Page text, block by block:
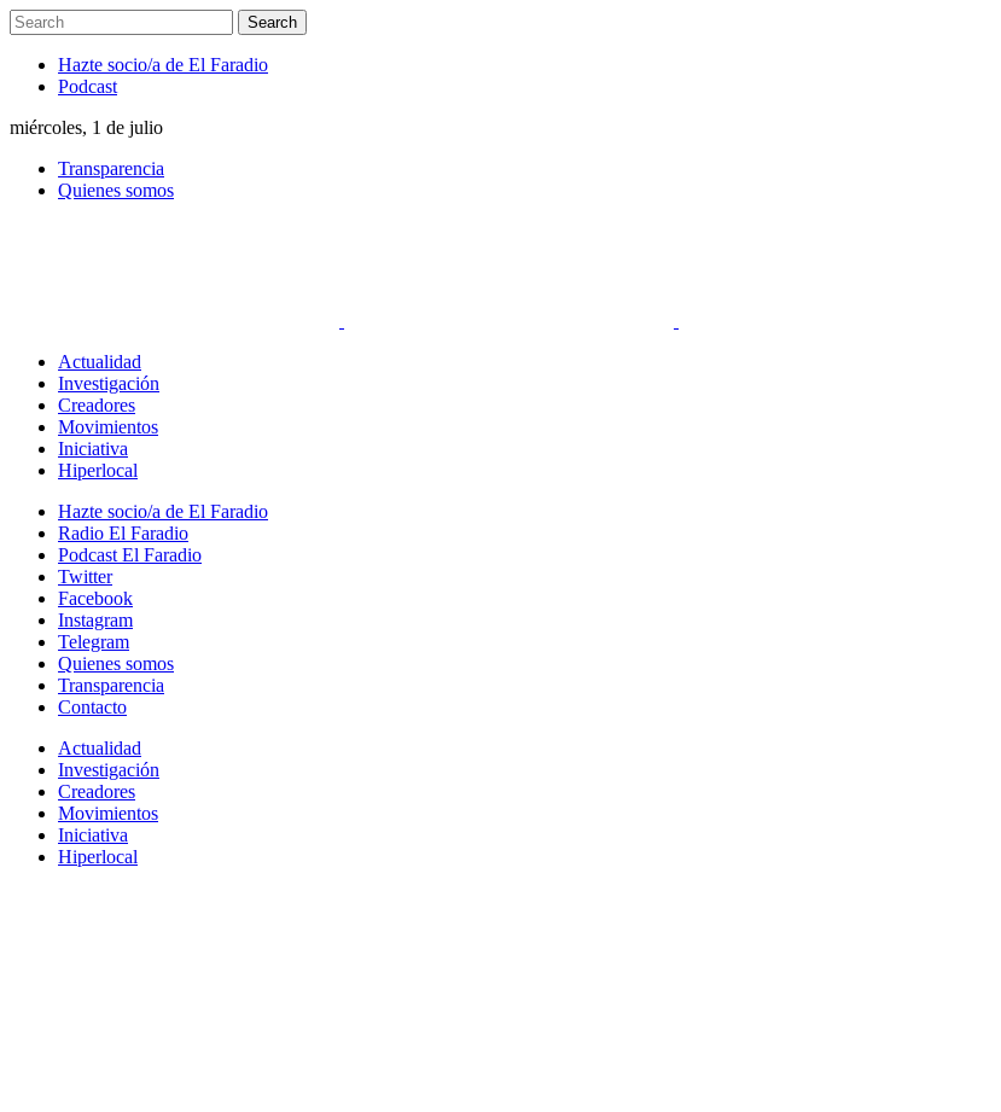
Hazte socio/a de El Faradio
Podcast
miércoles, 1 de julio
Transparencia
Quienes somos
Actualidad
Investigación
Creadores
Movimientos
Iniciativa
Hiperlocal
Hazte socio/a de El Faradio
Radio El Faradio
Podcast El Faradio
Twitter
Facebook
Instagram
Telegram
Quienes somos
Transparencia
Contacto
Actualidad
Investigación
Creadores
Movimientos
Iniciativa
Hiperlocal